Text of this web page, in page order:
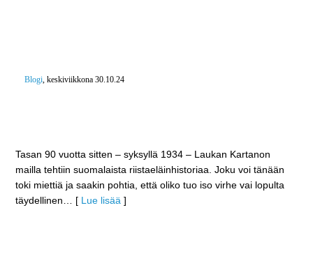
Blogi, keskiviikkona 30.10.24
Tasan 90 vuotta sitten – syksyllä 1934 – Laukan Kartanon
mailla tehtiin suomalaista riistaeläinhistoriaa. Joku voi tänään
toki miettiä ja saakin pohtia, että oliko tuo iso virhe vai lopulta
täydellinen … [ Lue lisää ]